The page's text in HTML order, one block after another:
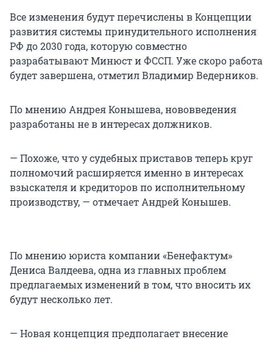
Все изменения будут перечислены в Концепции
развития системы принудительного исполнения
РФ до 2030 года, которую совместно
разрабатывают Минюст и ФССП. Уже скоро работа
будет завершена, отметил Владимир Ведерников.
По мнению Андрея Конышева, нововведения
разработаны не в интересах должников.
— Похоже, что у судебных приставов теперь круг
полномочий расширяется именно в интересах
взыскателя и кредиторов по исполнительному
производству, — отмечает Андрей Конышев.
По мнению юриста компании «Бенефактум»
Дениса Валдеева, одна из главных проблем
предлагаемых изменений в том, что вносить их
будут несколько лет.
— Новая концепция предполагает внесение